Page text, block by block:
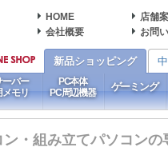
HOME 店舗
会社概要
お問
新品ショッピング
ーバー
メモリ
PC本体
PC周辺機器
ゲーミング
・組み立てパソコン